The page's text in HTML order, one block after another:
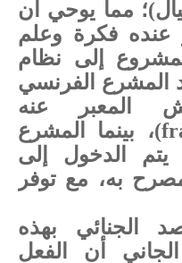
مما يوحي أن
عنده فكرة وعلم
إلى نظام
المشرع الفرنسي
المعبر عنه
)، بينما المشرع
يتم الدخول إلى
به، مع توفر
الجنائي بهذه
أن الفعل